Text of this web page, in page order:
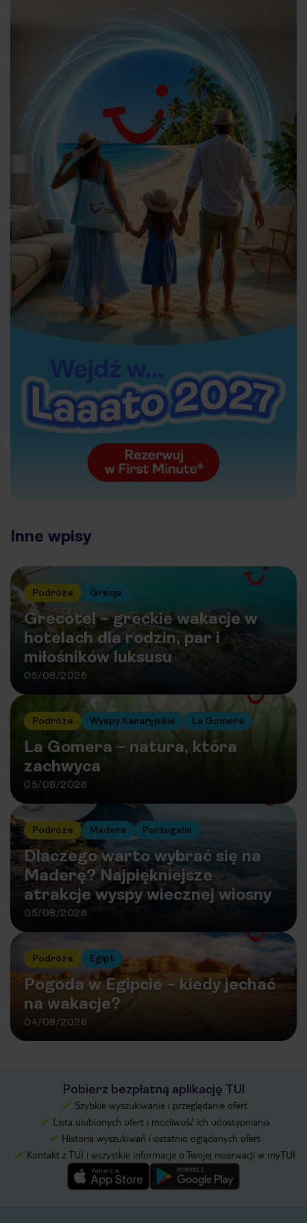
Inne wpisy
Podróże Grecja
Grecotel – greckie wakacje w
hotelach dla rodzin, par i
miłośników luksusu
05/08/2026
Podróże Wyspy Kanaryjskie La Gomera
La Gomera – natura, która
zachwyca
05/08/2026
Podróże Madera Portugalia
Dlaczego warto wybrać się na
Maderę? Najpiękniejsze
atrakcje wyspy wiecznej wiosny
05/08/2026
Podróże Egipt
Pogoda w Egipcie – kiedy jechać
na wakacje?
04/08/2026
Pobierz bezpłatną aplikację TUI
Szybkie wyszukiwanie i przeglądanie ofert
Lista ulubionych ofert i możliwość ich udostępniania
Historia wyszukiwań i ostatnio oglądanych ofert
Kontakt z TUI i wszystkie informacje o Twojej rezerwacji w myTUI